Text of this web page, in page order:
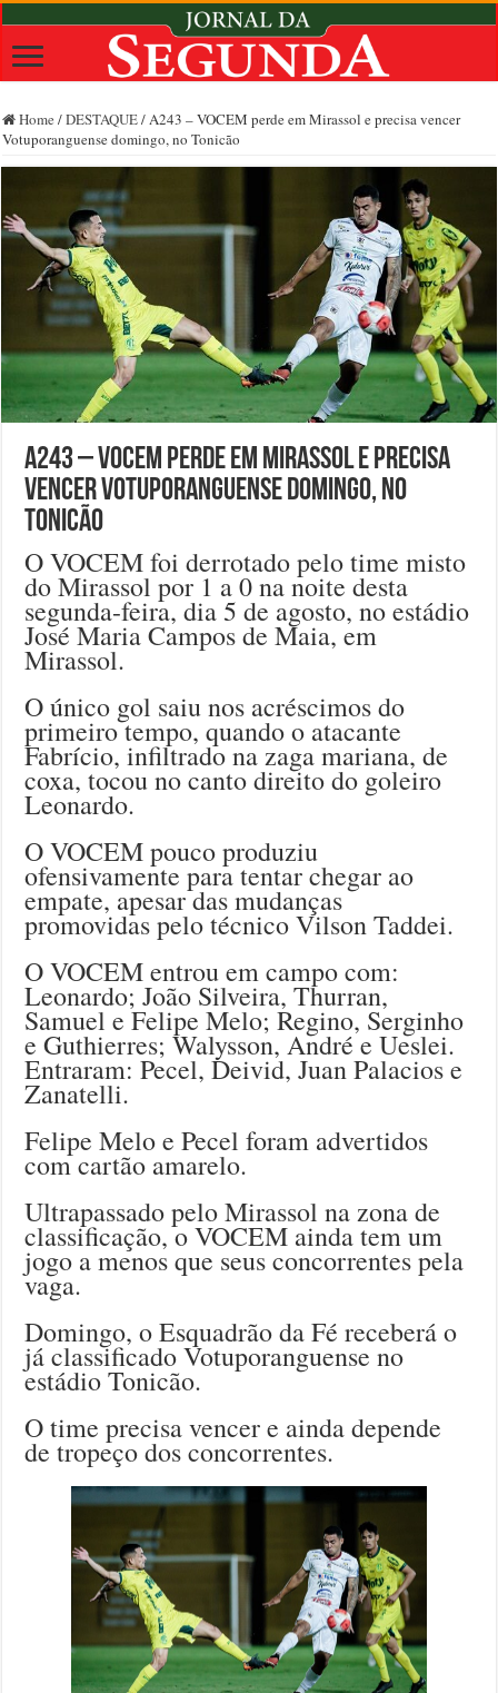
Home /DESTAQUE/A243 – VOCEM perde em Mirassol e precisa vencer
Votuporanguense domingo, no Tonicão
A243 – VOCEM perde em Mirassol e precisa
vencer Votuporanguense domingo, no
Tonicão
O VOCEM foi derrotado pelo time misto
do Mirassol por 1 a 0 na noite desta
segunda-feira, dia 5 de agosto, no estádio
José Maria Campos de Maia, em
Mirassol.
O único gol saiu nos acréscimos do
primeiro tempo, quando o atacante
Fabrício, infiltrado na zaga mariana, de
coxa, tocou no canto direito do goleiro
Leonardo.
O VOCEM pouco produziu
ofensivamente para tentar chegar ao
empate, apesar das mudanças
promovidas pelo técnico Vilson Taddei.
O VOCEM entrou em campo com:
Leonardo; João Silveira, Thurran,
Samuel e Felipe Melo; Regino, Serginho
e Guthierres; Walysson, André e Ueslei.
Entraram: Pecel, Deivid, Juan Palacios e
Zanatelli.
Felipe Melo e Pecel foram advertidos
com cartão amarelo.
Ultrapassado pelo Mirassol na zona de
classificação, o VOCEM ainda tem um
jogo a menos que seus concorrentes pela
vaga.
Domingo, o Esquadrão da Fé receberá o
já classificado Votuporanguense no
estádio Tonicão.
O time precisa vencer e ainda depende
de tropeço dos concorrentes.